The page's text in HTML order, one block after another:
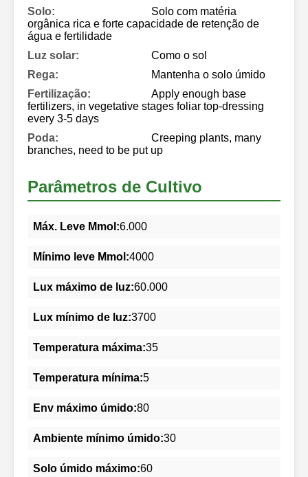
Solo:
Solo com matéria
orgânica rica e forte capacidade de retenção de
água e fertilidade
Luz solar:
Como o sol
Rega:
Mantenha o solo úmido
Fertilização:
Apply enough base
fertilizers, in vegetative stages foliar top-dressing
every 3-5 days
Poda:
Creeping plants, many
branches, need to be put up
Parâmetros de Cultivo
Máx. Leve Mmol:6.000
Mínimo leve Mmol:4000
Lux máximo de luz:60.000
Lux mínimo de luz:3700
Temperatura máxima:35
Temperatura mínima:5
Env máximo úmido:80
Ambiente mínimo úmido:30
Solo úmido máximo:60